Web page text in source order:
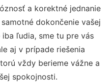
a korektné jednanie
dokončenie vašej
ľudia, sme tu pre vás
aj v prípade riešenia
vždy berieme vážne a
spokojnosti.